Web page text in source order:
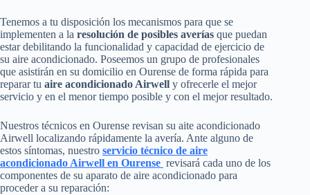
Tenemos a tu disposición los mecanismos para que se
implementen a la resolución de posibles averías que puedan
estar debilitando la funcionalidad y capacidad de ejercicio de
su aire acondicionado. Poseemos un grupo de profesionales
que asistirán en su domicilio en Ourense de forma rápida para
reparar tu aire acondicionado Airwell y ofrecerle el mejor
servicio y en el menor tiempo posible y con el mejor resultado.
Nuestros técnicos en Ourense revisan su aite acondicionado
Airwell localizando rápidamente la avería. Ante alguno de
estos síntomas, nuestro servicio técnico de aire
acondicionado Airwell en Ourense revisará cada uno de los
componentes de su aparato de aire acondicionado para
proceder a su reparación: